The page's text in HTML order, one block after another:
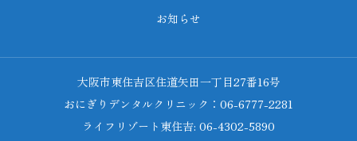
お知らせ
大阪市東住吉区住道矢田一丁目27番16号
おにぎりデンタルクリニック：06-6777-2281
ライフリゾート東住吉: 06-4302-5890